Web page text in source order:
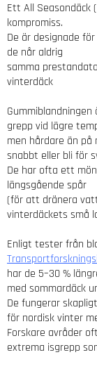
Ett All Seasondäck
kompromiss.
De är designade
de når aldrig
samma
vinterdäck
grepp vid lägre
men hårdare än
snabbt eller bli för
De har ofta ett
längsgående spår
(för att dränera
vinterdäckets små
Enligt tester från
har de 5–30 %
med sommardäck
De fungerar
för nordisk vinter
Forskare avråder
extrema isgrepp